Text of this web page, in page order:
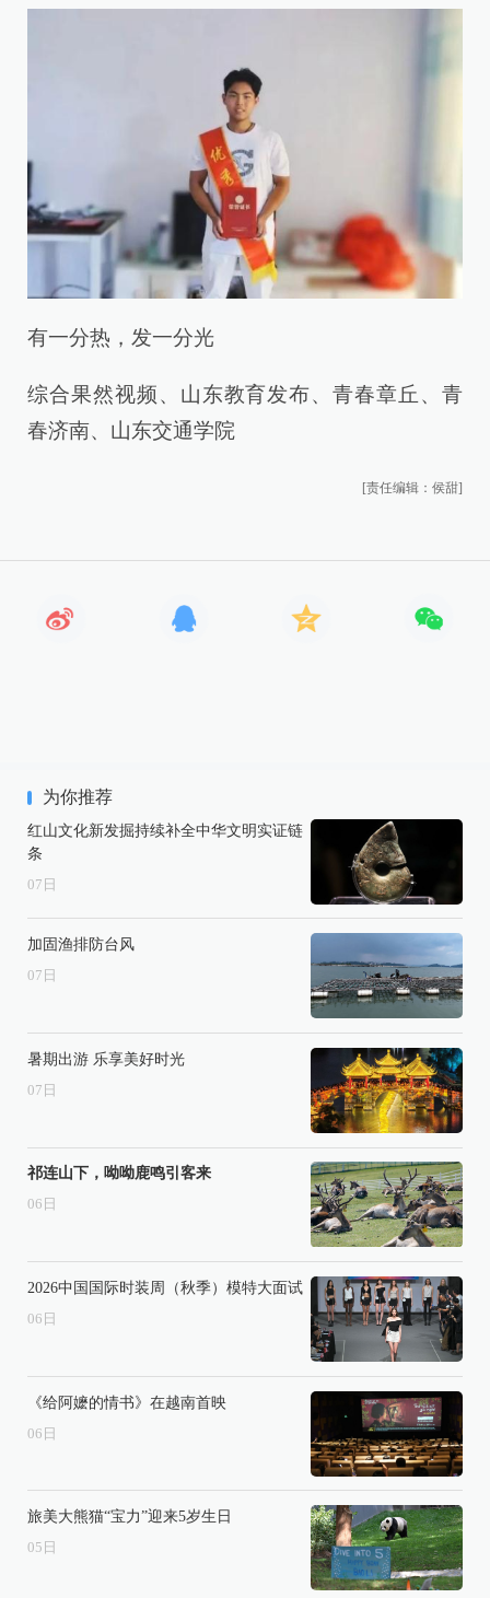
有一分热，发一分光
综合果然视频、山东教育发布、青春章丘、青
春济南、山东交通学院
[责任编辑：侯甜]
为你推荐
红山文化新发掘持续补全中华文明实证链
条
07 日
加固渔排防台风
07 日
暑期出游 乐享美好时光
07 日
祁连山下，呦呦鹿鸣引客来
06 日
2026中国国际时装周（秋季）模特大面试
06 日
《给阿嬷的情书》在越南首映
06 日
旅美大熊猫“宝力”迎来5岁生日
05 日